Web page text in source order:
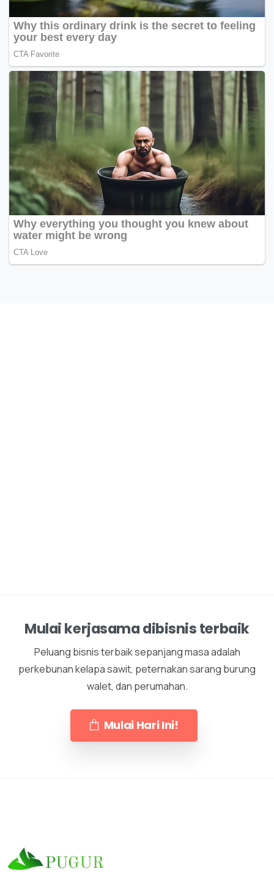
Mulai kerjasama dibisnis terbaik
Peluang bisnis terbaik sepanjang masa adalah
perkebunan kelapa sawit, peternakan sarang burung
walet, dan perumahan.
Mulai Hari Ini!